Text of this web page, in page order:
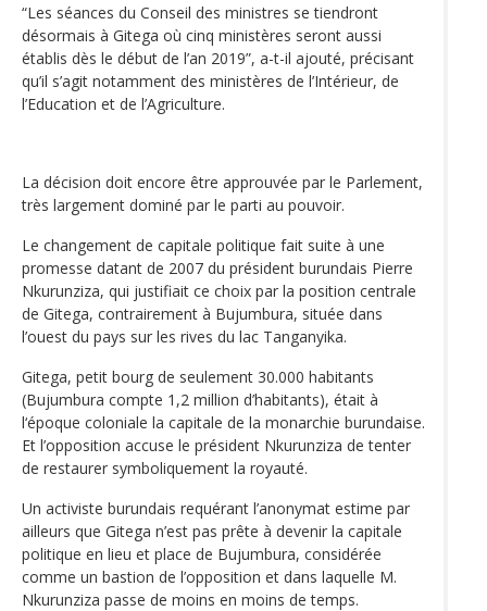
“Les séances du Conseil des ministres se tiendront
désormais à Gitega où cinq ministères seront aussi
établis dès le début de l’an 2019”, a-t-il ajouté, précisant
qu’il s’agit notamment des ministères de l’Intérieur, de
l’Education et de l’Agriculture.
La décision doit encore être approuvée par le Parlement,
très largement dominé par le parti au pouvoir.
Le changement de capitale politique fait suite à une
promesse datant de 2007 du président burundais Pierre
Nkurunziza, qui justifiait ce choix par la position centrale
de Gitega, contrairement à Bujumbura, située dans
l’ouest du pays sur les rives du lac Tanganyika.
Gitega, petit bourg de seulement 30.000 habitants
(Bujumbura compte 1,2 million d’habitants), était à
l‘époque coloniale la capitale de la monarchie burundaise.
Et l’opposition accuse le président Nkurunziza de tenter
de restaurer symboliquement la royauté.
Un activiste burundais requérant l’anonymat estime par
ailleurs que Gitega n’est pas prête à devenir la capitale
politique en lieu et place de Bujumbura, considérée
comme un bastion de l’opposition et dans laquelle M.
Nkurunziza passe de moins en moins de temps.